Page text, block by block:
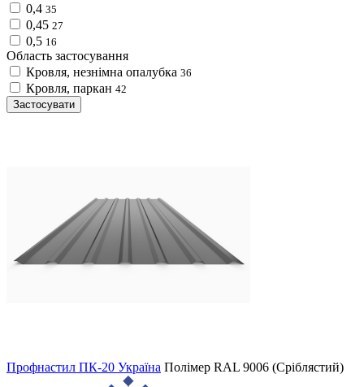
0,4 35
0,45 27
0,5 16
Область застосування
Кровля, незнімна опалубка 36
Кровля, паркан 42
Застосувати
Профнастил ПК-20 Україна Полімер RAL 9006 (Сріблястий)